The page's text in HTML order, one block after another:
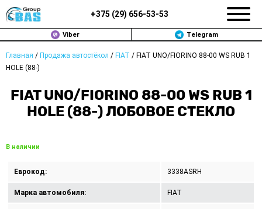
+375 (29) 656-53-53
Viber Telegram
Главная / Продажа автостёкол / FIAT / FIAT UNO/FIORINO 88-00 WS RUB 1
HOLE (88-)
FIAT UNO/FIORINO 88-00 WS RUB 1
HOLE (88-) ЛОБОВОЕ СТЕКЛО
В наличии
Еврокод: 3338ASRH
Марка автомобиля: FIAT
ЗАМЕНА АВТОСТЕКОЛ В МИНСКЕ
ПРОДАЖА АВТОСТЁКОЛ
РЕМОНТ
ДОП. УСЛУГИ
ВОПРОС-ОТВЕТ
КОНТАКТЫ